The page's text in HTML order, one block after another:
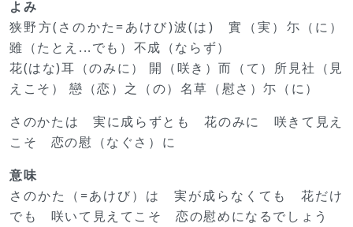
よみ
狭野方(さのかた=あけび)波(は) 實（実）尓（に）
雖（たとえ...でも）不成（ならず）
花(はな)耳（のみに） 開（咲き）而（て）所見社（見
えこそ） 戀（恋）之（の）名草（慰さ）尓（に）
さのかたは 実に成らずとも 花のみに 咲きて見え
こそ 恋の慰（なぐさ）に
意味
さのかた（=あけび）は 実が成らなくても 花だけ
でも 咲いて見えてこそ 恋の慰めになるでしょう